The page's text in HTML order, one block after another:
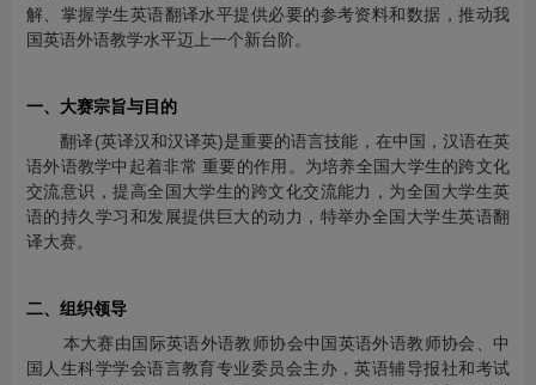
解、掌握学生英语翻译水平提供必要的参考资料和数据，推动我
国英语外语教学水平迈上一个新台阶。
一、大赛宗旨与目的
翻译(英译汉和汉译英)是重要的语言技能，在中国，汉语在英
语外语教学中起着非常 重要的作用。为培养全国大学生的跨文化
交流意识，提高全国大学生的跨文化交流能力，为全国大学生英
语的持久学习和发展提供巨大的动力，特举办全国大学生英语翻
译大赛。
二、组织领导
本大赛由国际英语外语教师协会中国英语外语教师协会、中
国人生科学学会语言教育专业委员会主办，英语辅导报社和考试